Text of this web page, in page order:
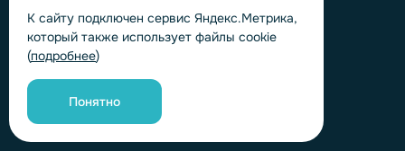
Политика обработки файлов cookie
Согласие на обработку персональных данных
«Яндекс.Метрика»
Согласие на обработку персональных данных для
получения рекламно-информационных рассылок
К сайту подключен сервис Яндекс.Метрика,
который также использует файлы cookie
(подробнее)
Понятно